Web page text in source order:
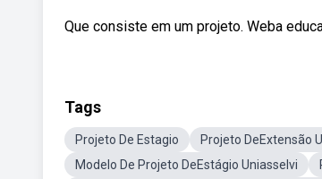
Que consiste em um projeto. Weba
Tags
Projeto De Estagio Projeto DeExtensão
Modelo De Projeto DeEstágio Uniasselvi